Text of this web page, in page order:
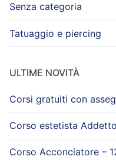
Senza categoria
Tatuaggio e piercing
ULTIME NOVITÀ
Corsi gratuiti con
Corso estetista
Corso Acconciatore –